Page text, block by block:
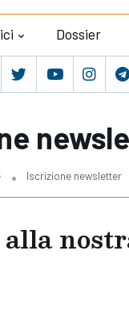
Dossier
Iscrizione newsletter